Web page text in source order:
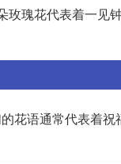
瑰花代表着一见
花语通常代表着